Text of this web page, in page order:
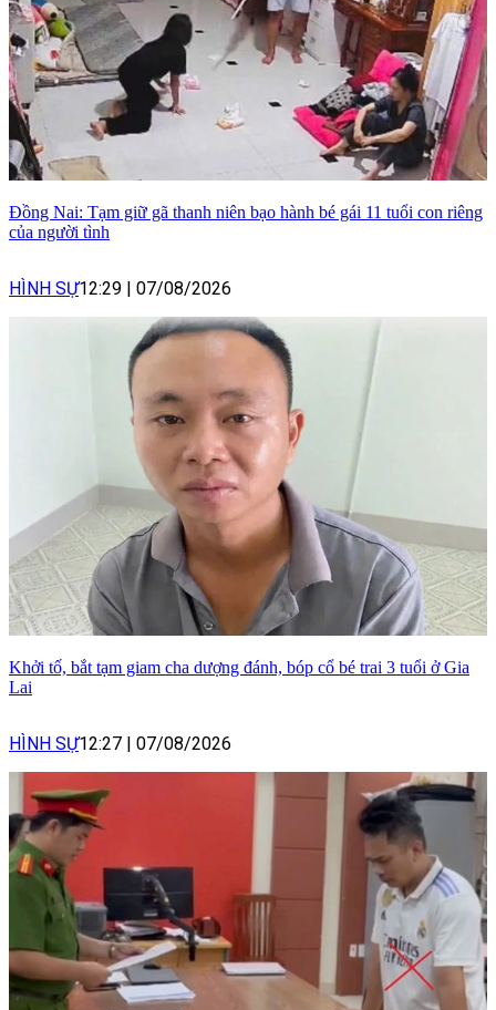
Đồng Nai: Tạm giữ gã thanh niên bạo hành bé gái 11 tuổi con riêng
của người tình
HÌNH SỰ12:29 | 07/08/2026
Khởi tố, bắt tạm giam cha dượng đánh, bóp cổ bé trai 3 tuổi ở Gia
Lai
HÌNH SỰ12:27 | 07/08/2026